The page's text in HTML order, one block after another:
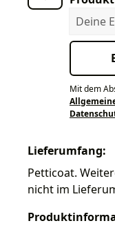
Deine E-
Mit dem
Lieferumfang:
Petticoat.
nicht im